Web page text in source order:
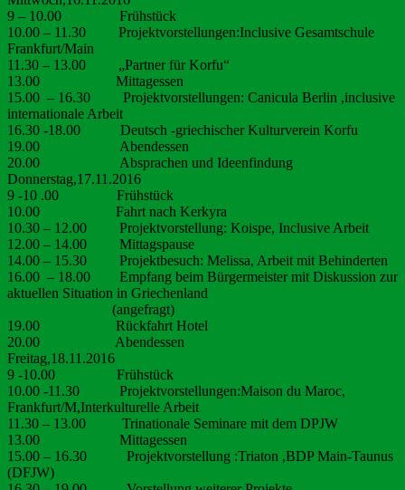
9 – 10.00 Frühstück
10.00 – 11.30 Projektvorstellungen:Inclusive Gesamtschule
Frankfurt/Main
11.30 – 13.00 „Partner für Korfu“
13.00 Mittagessen
15.00 – 16.30 Projektvorstellungen: Canicula Berlin ,inclusive
internationale Arbeit
16.30 -18.00 Deutsch -griechischer Kulturverein Korfu
19.00 Abendessen
20.00 Absprachen und Ideenfindung
Donnerstag,17.11.2016
9 -10 .00 Frühstück
10.00 Fahrt nach Kerkyra
10.30 – 12.00 Projektvorstellung: Koispe, Inclusive Arbeit
12.00 – 14.00 Mittagspause
14.00 – 15.30 Projektbesuch: Melissa, Arbeit mit Behinderten
16.00 – 18.00 Empfang beim Bürgermeister mit Diskussion zur
aktuellen Situation in Griechenland
(angefragt)
19.00 Rückfahrt Hotel
20.00 Abendessen
Freitag,18.11.2016
9 -10.00 Frühstück
10.00 -11.30 Projektvorstellungen:Maison du Maroc,
Frankfurt/M,Interkulturelle Arbeit
11.30 – 13.00 Trinationale Seminare mit dem DPJW
13.00 Mittagessen
15.00 – 16.30 Projektvorstellung :Triaton ,BDP Main-Taunus
(DFJW)